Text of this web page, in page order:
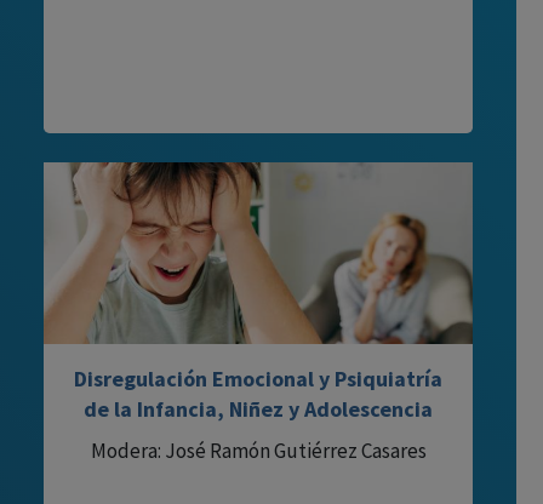
Disregulación Emocional y Psiquiatría
de la Infancia, Niñez y Adolescencia
Modera: José Ramón Gutiérrez Casares